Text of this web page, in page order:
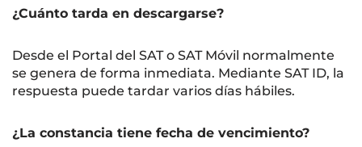
¿Cuánto tarda en descargarse?
Desde el Portal del SAT o SAT Móvil normalmente
se genera de forma inmediata. Mediante SAT ID, la
respuesta puede tardar varios días hábiles.
¿La constancia tiene fecha de vencimiento?